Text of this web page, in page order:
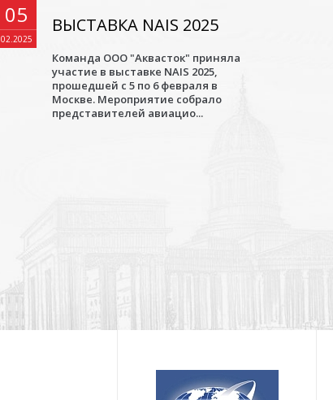
05
02.2025
ВЫСТАВКА NAIS 2025
Команда ООО "Аквасток" приняла
участие в выставке NAIS 2025,
прошедшей с 5 по 6 февраля в
Москве. Мероприятие собрало
представителей авиацио...